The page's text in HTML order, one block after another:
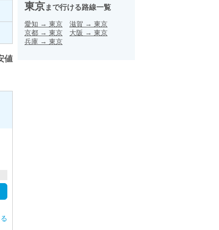
値
東京まで行ける路線一覧
愛知 → 東京 滋賀 → 東京
京都 → 東京 大阪 → 東京
兵庫 → 東京